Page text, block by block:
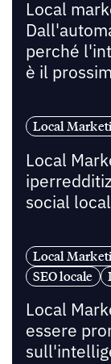
Local
perché
è il
Local
Local
social
Local
SEO locale
Local
essere